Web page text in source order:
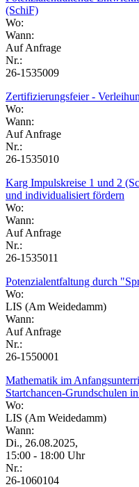
(SchiF)
Wo:
Wann:
Auf Anfrage
Nr.:
26-1535009
Zertifizierungsfeier -
Wo:
Wann:
Auf Anfrage
Nr.:
26-1535010
Karg Impulskreise 1 und 2
und individualisiert fördern
Wo:
Wann:
Auf Anfrage
Nr.:
26-1535011
Potenzialentfaltung durch
Wo:
LIS (Am Weidedamm)
Wann:
Auf Anfrage
Nr.:
26-1550001
Mathematik im
Startchancen-Grundschulen
Wo:
LIS (Am Weidedamm)
Wann:
Di., 26.08.2025,
15:00 - 18:00 Uhr
Nr.:
26-1060104